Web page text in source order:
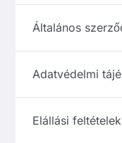
Általános
Adatvédelmi
Elállási feltételek